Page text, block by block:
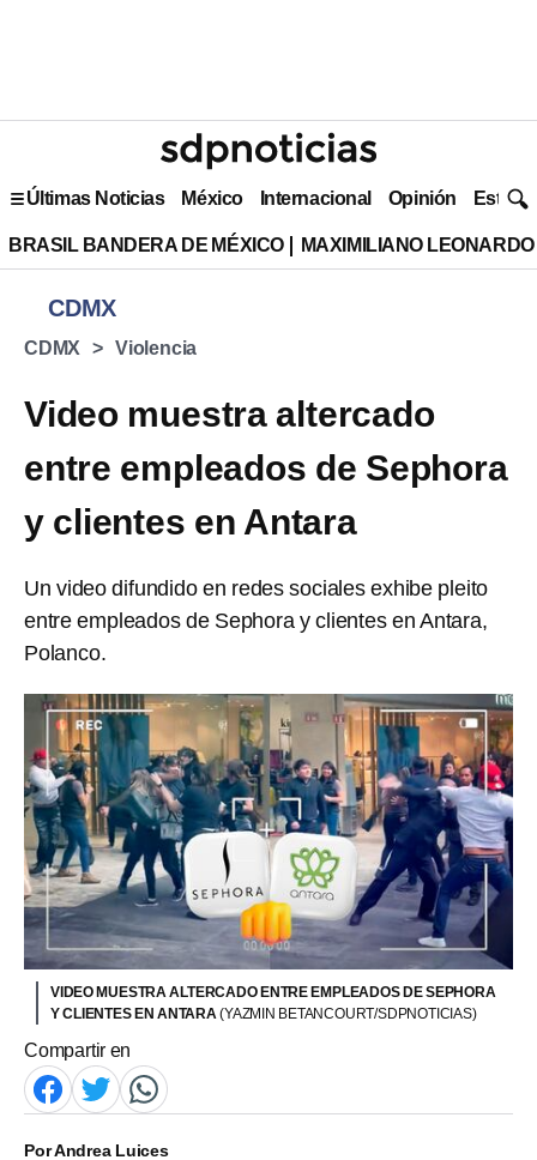
Últimas Noticias México Internacional Opinión Estilo
BRASIL BANDERA DE MÉXICO MAXIMILIANO
CDMX
CDMX Violencia
Video muestra altercado
entre empleados de Sephora
y clientes en Antara
Un video difundido en redes sociales exhibe pleito
entre empleados de Sephora y clientes en Antara,
Polanco.
VIDEO MUESTRA ALTERCADO ENTRE EMPLEADOS DE SEPHORA
Y CLIENTES EN ANTARA(YAZMIN BETANCOURT/SDPNOTICIAS)
Compartir en
PorAndrea Luices